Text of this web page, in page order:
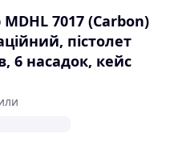
7017 (Carbon)
пістолет
6 насадок, кейс